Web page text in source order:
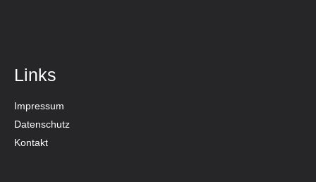
Links
Impressum
Datenschutz
Kontakt